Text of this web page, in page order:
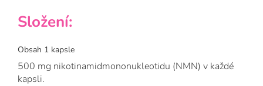
Složení:
Obsah 1 kapsle
500 mg nikotinamidmononukleotidu (NMN) v každé
kapsli.